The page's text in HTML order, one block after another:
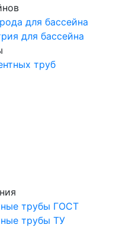
для бассейна
для бассейна
труб
трубы ГОСТ
трубы ТУ